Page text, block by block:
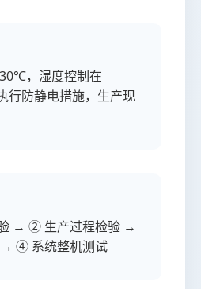
，湿度控制在
行防静电措施，生产现
→ ② 生产过程检验 →
④ 系统整机测试